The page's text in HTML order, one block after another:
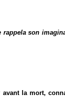
son
la mort,